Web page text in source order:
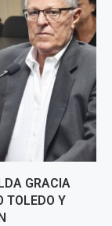
GRACIA
TOLEDO Y